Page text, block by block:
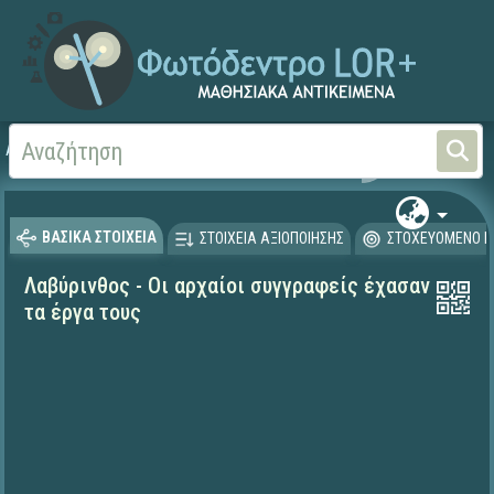
Αρχική
ΒΑΣΙΚΑ ΣΤΟΙΧΕΙΑ ΣΤΟΙΧΕΙΑ ΑΞΙΟΠΟΙΗΣΗΣ ΣΤΟΧΕΥΟΜΕΝΟ
Λαβύρινθος - Οι αρχαίοι συγγραφείς έχασαν
τα έργα τους